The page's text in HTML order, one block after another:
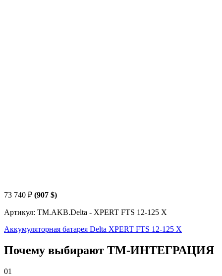
73 740 ₽ (907 $)
Артикул: TM.AKB.Delta - XPERT FTS 12-125 X
Аккумуляторная батарея Delta XPERT FTS 12-125 X
Почему выбирают ТМ-ИНТЕГРАЦИЯ
01